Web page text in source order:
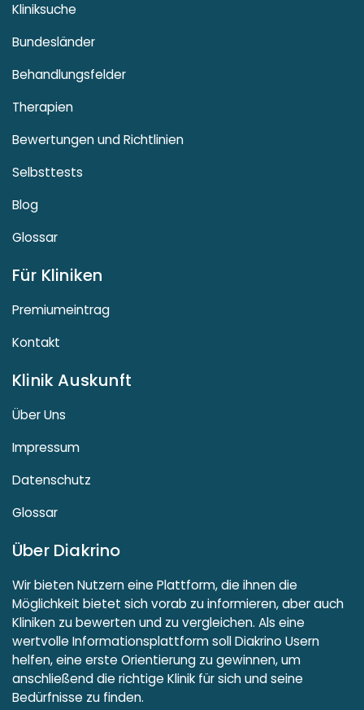
Kliniksuche
Bundesländer
Behandlungsfelder
Therapien
Bewertungen und Richtlinien
Selbsttests
Blog
Glossar
Für Kliniken
Premiumeintrag
Kontakt
Klinik Auskunft
Über Uns
Impressum
Datenschutz
Glossar
Über Diakrino
Wir bieten Nutzern eine Plattform, die ihnen die
Möglichkeit bietet sich vorab zu informieren, aber auch
Kliniken zu bewerten und zu vergleichen. Als eine
wertvolle Informationsplattform soll Diakrino Usern
helfen, eine erste Orientierung zu gewinnen, um
anschließend die richtige Klinik für sich und seine
Bedürfnisse zu finden.